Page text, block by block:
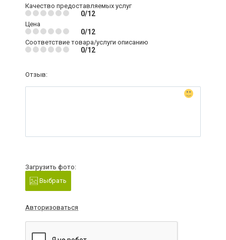
Качество предоставляемых услуг
0/12
Цена
0/12
Соответствие товара/услуги описанию
0/12
Отзыв:
Загрузить фото:
Выбрать
Авторизоваться